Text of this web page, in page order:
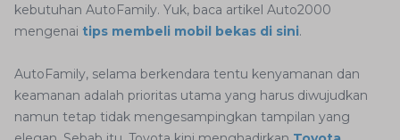
kebutuhan AutoFamily. Yuk, baca artikel Auto2000
mengenai tips membeli mobil bekas di sini.
AutoFamily, selama berkendara tentu kenyamanan dan
keamanan adalah prioritas utama yang harus diwujudkan
namun tetap tidak mengesampingkan tampilan yang